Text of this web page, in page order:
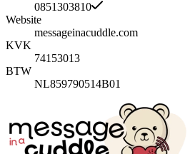
0851303810
Website
messageinacuddle.com
KVK
74153013
BTW
NL859790514B01